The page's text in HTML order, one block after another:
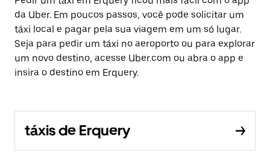
da Uber. Em poucos passos, você pode solicitar um
táxi local e pagar pela sua viagem em um só lugar.
Seja para pedir um táxi no aeroporto ou para explorar
um novo destino, acesse Uber.com ou abra o app e
insira o destino em Erquery.
táxis de Erquery